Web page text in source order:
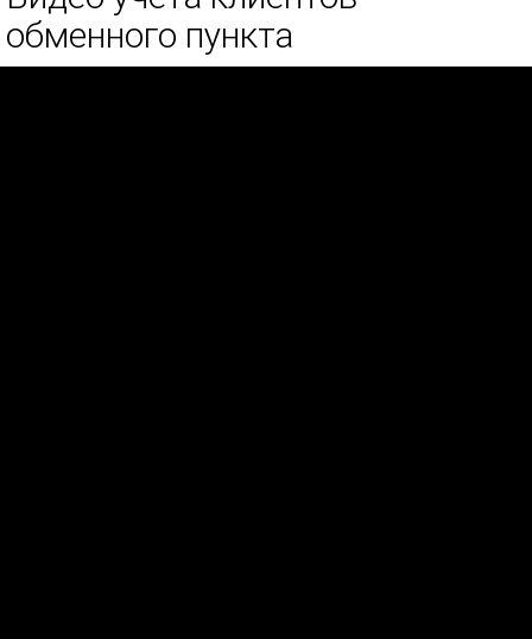
обменного пункта